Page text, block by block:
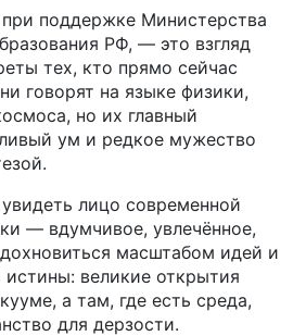
поддержке Министерства
РФ, — это взгляд
тех, кто прямо сейчас
говорят на языке физики,
но их главный
ум и редкое мужество
лицо современной
— вдумчивое, увлечённое,
масштабом идей и
истины: великие открытия
а там, где есть среда,
для дерзости.